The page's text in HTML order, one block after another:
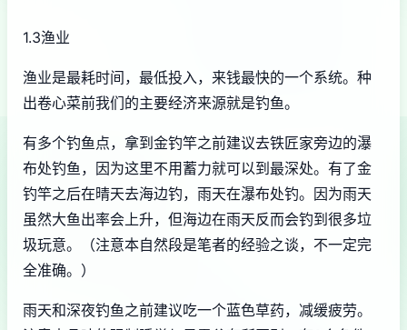
1.3渔业
渔业是最耗时间，最低投入，来钱最快的一个系统。种
出卷心菜前我们的主要经济来源就是钓鱼。
有多个钓鱼点，拿到金钓竿之前建议去铁匠家旁边的瀑
布处钓鱼，因为这里不用蓄力就可以到最深处。有了金
钓竿之后在晴天去海边钓，雨天在瀑布处钓。因为雨天
虽然大鱼出率会上升，但海边在雨天反而会钓到很多垃
圾玩意。（注意本自然段是笔者的经验之谈，不一定完
全准确。）
雨天和深夜钓鱼之前建议吃一个蓝色草药，减缓疲劳。